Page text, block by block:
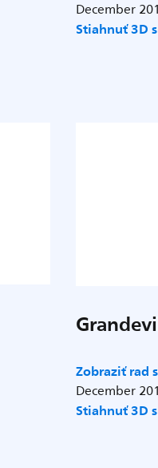
December
Stiahnuť 3D
Zobraziť rad
December
Stiahnuť 3D